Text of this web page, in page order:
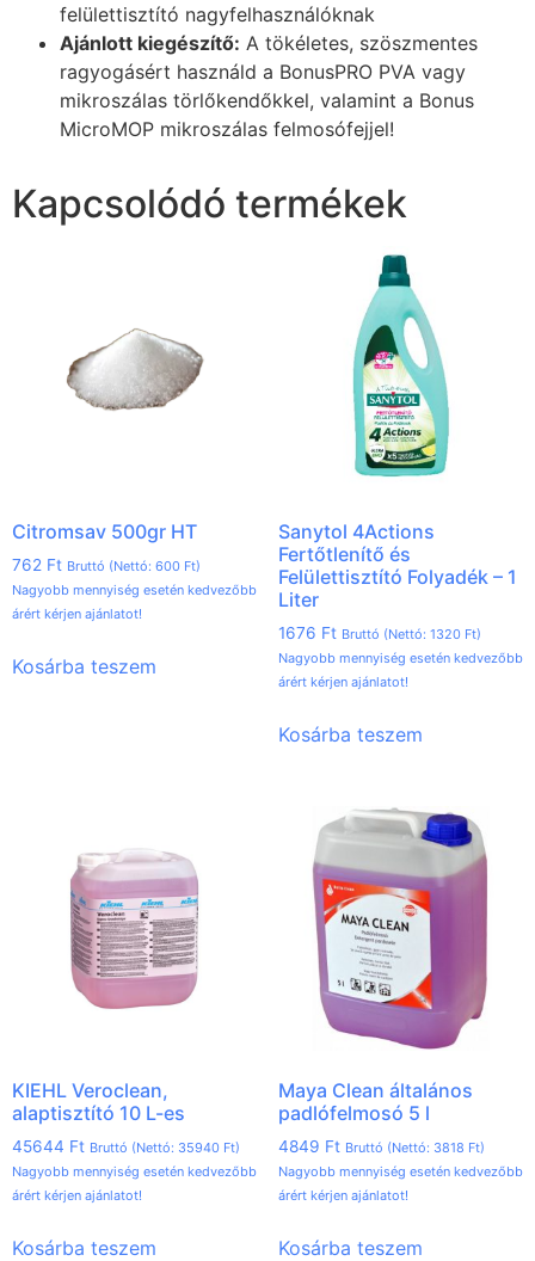
felülettisztító nagyfelhasználóknak
Ajánlott kiegészítő: A tökéletes, szöszmentes
ragyogásért használd a BonusPRO PVA vagy
mikroszálas törlőkendőkkel, valamint a Bonus
MicroMOP mikroszálas felmosófejjel!
Kapcsolódó termékek
Citromsav 500gr HT
762 Ft Bruttó (Nettó: 600 Ft)
Nagyobb mennyiség esetén kedvezőbb
árért kérjen ajánlatot!
Kosárba teszem
Sanytol 4Actions
Fertőtlenítő és
Felülettisztító Folyadék – 1
Liter
1676 Ft Bruttó (Nettó: 1320 Ft)
Nagyobb mennyiség esetén kedvezőbb
árért kérjen ajánlatot!
Kosárba teszem
KIEHL Veroclean,
alaptisztító 10 L-es
45644 Ft Bruttó (Nettó: 35940 Ft)
Nagyobb mennyiség esetén kedvezőbb
árért kérjen ajánlatot!
Kosárba teszem
Maya Clean általános
padlófelmosó 5 l
4849 Ft Bruttó (Nettó: 3818 Ft)
Nagyobb mennyiség esetén kedvezőbb
árért kérjen ajánlatot!
Kosárba teszem